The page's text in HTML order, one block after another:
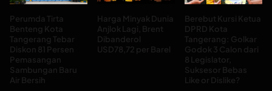
Perumda Tirta
Benteng Kota
Tangerang Tebar
Diskon 81 Persen
Pemasangan
Sambungan Baru
Air Bersih
Harga Minyak Dunia
Anjlok Lagi, Brent
Dibanderol
USD78,72 per Barel
Berebut Kursi Ketua
DPRD Kota
Tangerang: Golkar
Godok 3 Calon dari
8 Legislator,
Suksesor Bebas
Like or Dislike?